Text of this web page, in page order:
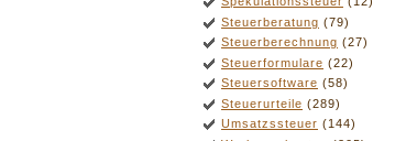
Steuerberatung (79)
Steuerberechnung (27)
Steuerformulare (22)
Steuersoftware (58)
Steuerurteile (289)
Umsatzssteuer (144)